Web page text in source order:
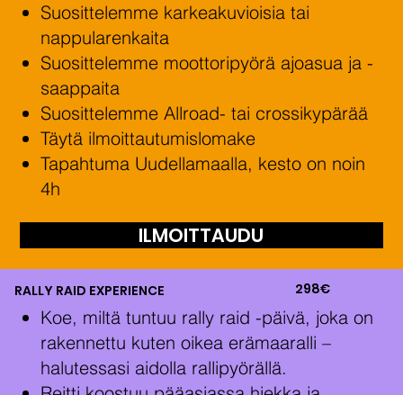
Suosittelemme karkeakuvioisia tai
nappularenkaita
Suosittelemme moottoripyörä ajoasua ja -
saappaita
Suosittelemme Allroad- tai crossikypärää
Täytä ilmoittautumislomake
Tapahtuma Uudellamaalla, kesto on noin
4h
ILMOITTAUDU
RALLY RAID EXPERIENCE
Koe, miltä tuntuu rally raid -päivä, joka on
rakennettu kuten oikea erämaaralli –
halutessasi aidolla rallipyörällä.
298€